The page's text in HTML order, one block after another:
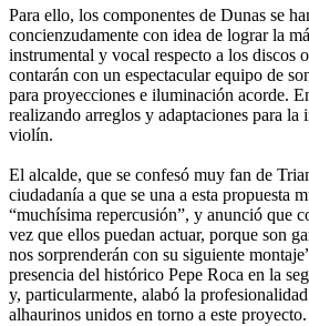
Para ello, los componentes de Dunas se
concienzudamente con idea de lograr la
instrumental y vocal respecto a los discos
contarán con un espectacular equipo de
para proyecciones e iluminación acorde.
realizando arreglos y adaptaciones para la
violín.
El alcalde, que se confesó muy fan de
ciudadanía a que se una a esta propuesta
“muchísima repercusión”, y anunció que
vez que ellos puedan actuar, porque son
nos sorprenderán con su siguiente
presencia del histórico Pepe Roca en la
y, particularmente, alabó la
alhaurinos unidos en torno a este proyecto.